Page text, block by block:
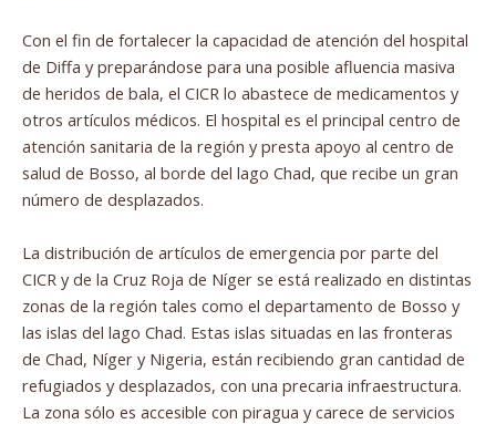
Con el fin de fortalecer la capacidad de atención del hospital
de Diffa y preparándose para una posible afluencia masiva
de heridos de bala, el CICR lo abastece de medicamentos y
otros artículos médicos. El hospital es el principal centro de
atención sanitaria de la región y presta apoyo al centro de
salud de Bosso, al borde del lago Chad, que recibe un gran
número de desplazados.
La distribución de artículos de emergencia por parte del
CICR y de la Cruz Roja de Níger se está realizado en distintas
zonas de la región tales como el departamento de Bosso y
las islas del lago Chad. Estas islas situadas en las fronteras
de Chad, Níger y Nigeria, están recibiendo gran cantidad de
refugiados y desplazados, con una precaria infraestructura.
La zona sólo es accesible con piragua y carece de servicios